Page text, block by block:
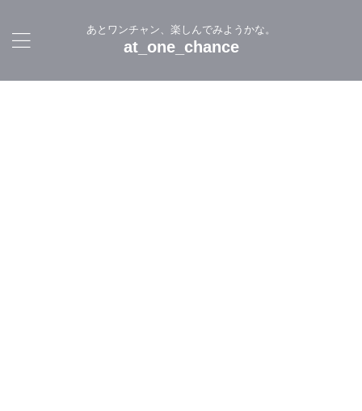
あとワンチャン、楽しんでみようかな。
at_one_chance